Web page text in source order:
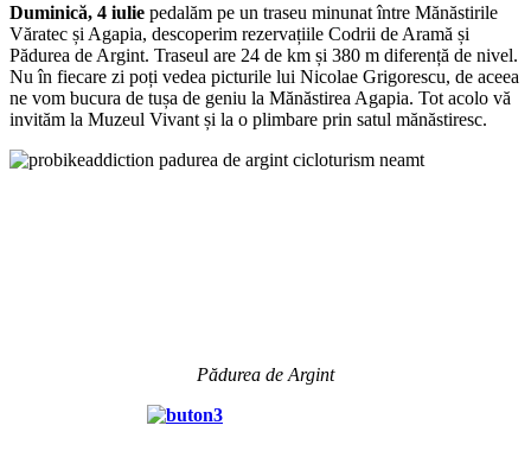
Duminică, 4 iulie pedalăm pe un traseu minunat între Mănăstirile
Văratec și Agapia, descoperim rezervațiile Codrii de Aramă și
Pădurea de Argint. Traseul are 24 de km și 380 m diferență de nivel.
Nu în fiecare zi poți vedea picturile lui Nicolae Grigorescu, de aceea
ne vom bucura de tușa de geniu la Mănăstirea Agapia. Tot acolo vă
invităm la Muzeul Vivant și la o plimbare prin satul mănăstiresc.
Pădurea de Argint